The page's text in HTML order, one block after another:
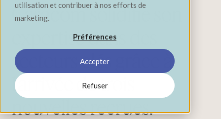
utilisation et contribuer à nos efforts de
marketing.
Préférences
Accepter
Refuser
Casacom solidifie son
expertise dans des
secteurs clés grâce à
l’arrivée de trois
nouvelles recrues.